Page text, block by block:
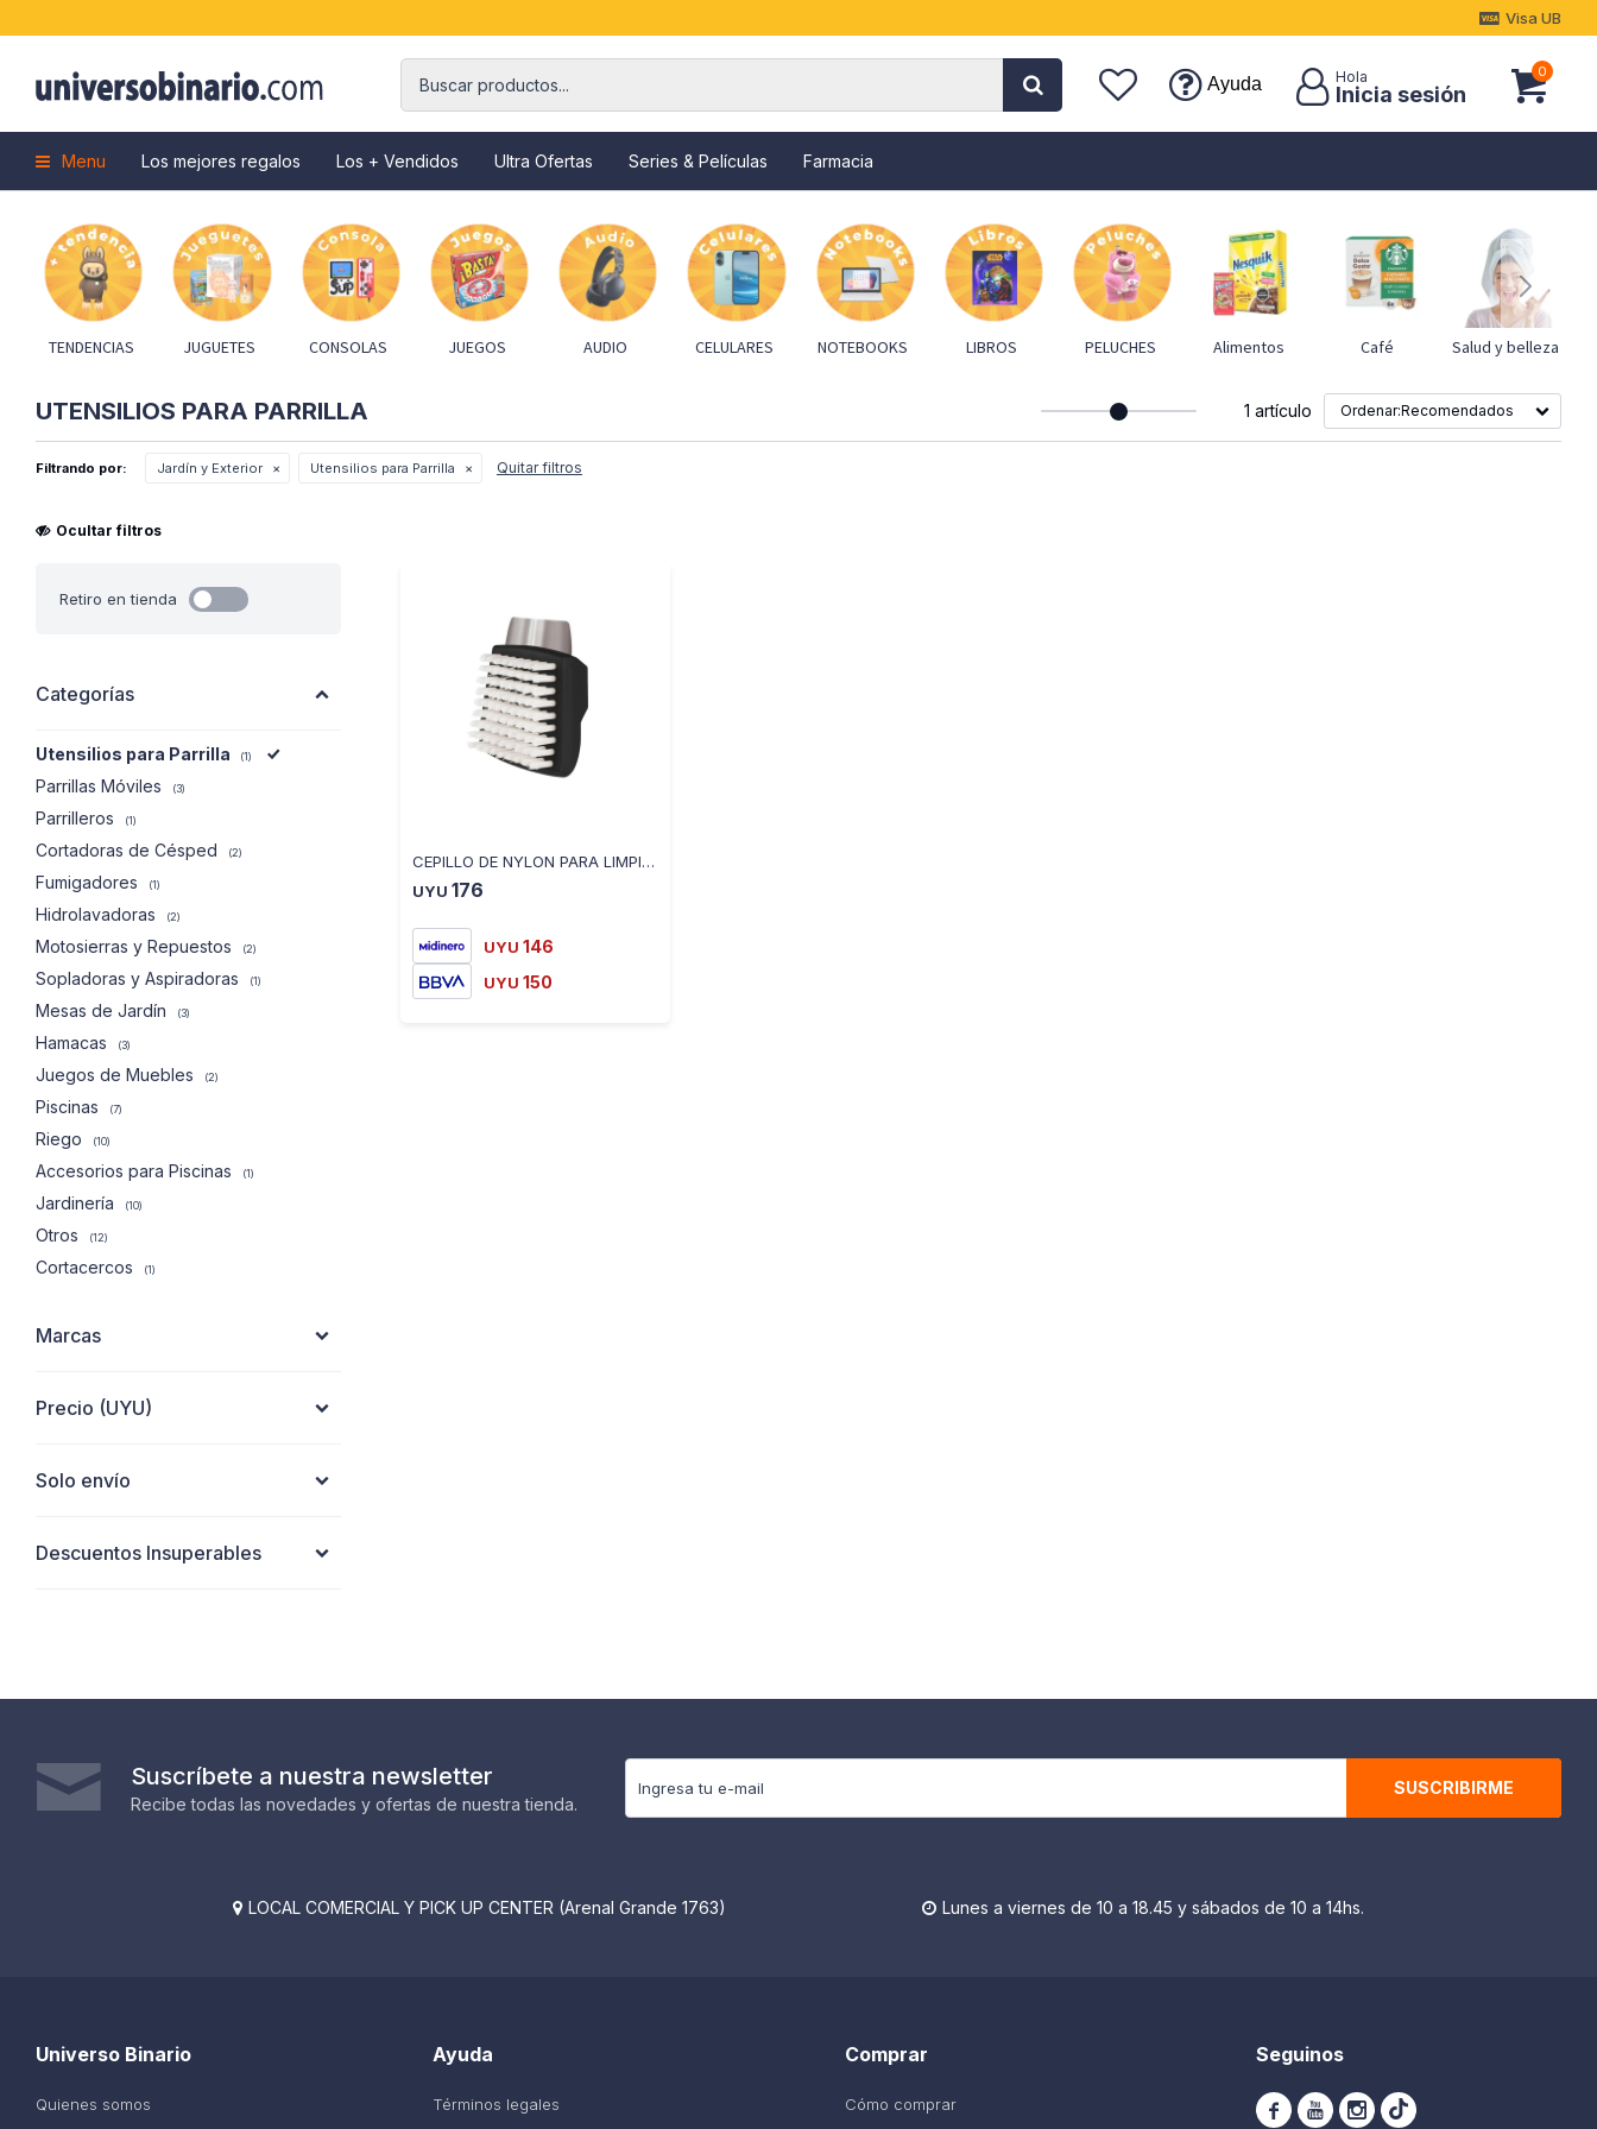
Menu Los mejores regalos Los + Vendidos Ultra Ofertas Series & Películas Farmacia
Ayuda
0
Visa UB
TENDENCIAS JUGUETES CONSOLAS JUEGOS AUDIO CELULARES NOTEBOOKS LIBROS PELUCHES Alimentos Café Salud y belleza
UTENSILIOS PARA PARRILLA 1 artículo Recomendados
Filtrando por: Jardín y Exterior Utensilios para Parrilla Quitar filtros
CEPILLO DE NYLON PARA LIMPIAR PARRILLAS 12121003378
UYU 176
UYU 146
UYU 150
Ocultar filtros
Categorías
Utensilios para Parrilla (1)
Parrillas Móviles (3)
Parrilleros (1)
Cortadoras de Césped (2)
Fumigadores (1)
Hidrolavadoras (2)
Motosierras y Repuestos (2)
Sopladoras y Aspiradoras (1)
Mesas de Jardín (3)
Hamacas (3)
Juegos de Muebles (2)
Piscinas (7)
Riego (10)
Accesorios para Piscinas (1)
Jardinería (10)
Otros (12)
Cortacercos (1)
Marcas
Precio (UYU)
Retiro en tienda
Solo envío
Descuentos Insuperables
Suscríbete a nuestra newsletter
Recibe todas las novedades y ofertas de nuestra tienda.
SUSCRIBIRME
 LOCAL COMERCIAL Y PICK UP CENTER (Arenal Grande 1763)  Lunes a viernes de 10 a 18.45 y sábados de 10 a 14hs.
Ayuda
Términos legales
Universo Binario
Quienes somos
Comprar
Cómo comprar
Seguinos
  